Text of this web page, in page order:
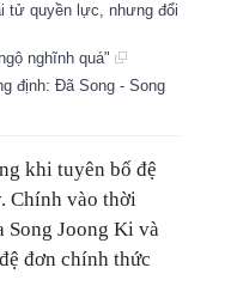
tử quyền lực, nhưng đổi
nghĩnh quá"
định: Đã Song - Song
khi tuyên bố đệ
Chính vào thời
Song Joong Ki và
đơn chính thức